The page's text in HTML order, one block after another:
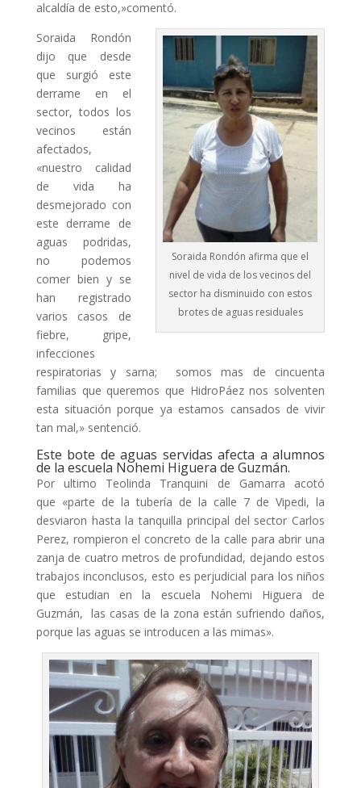
alcaldía de esto,»comentó.
Soraida Rondón afirma que el
nivel de vida de los vecinos del
sector ha disminuido con estos
brotes de aguas residuales
Soraida Rondón
dijo que desde
que surgió este
derrame en el
sector, todos los
vecinos están
afectados,
«nuestro calidad
de vida ha
desmejorado con
este derrame de
aguas podridas,
no podemos
comer bien y se
han registrado
varios casos de
fiebre, gripe,
infecciones
respiratorias y sarna; somos mas de cincuenta
familias que queremos que HidroPáez nos solventen
esta situación porque ya estamos cansados de vivir
tan mal,» sentenció.
Este bote de aguas servidas afecta a alumnos
de la escuela Nohemi Higuera de Guzmán.
Por ultimo Teolinda Tranquini de Gamarra acotó
que «parte de la tubería de la calle 7 de Vipedi, la
desviaron hasta la tanquilla principal del sector Carlos
Perez, rompieron el concreto de la calle para abrir una
zanja de cuatro metros de profundidad, dejando estos
trabajos inconclusos, esto es perjudicial para los niños
que estudian en la escuela Nohemi Higuera de
Guzmán, las casas de la zona están sufriendo daños,
porque las aguas se introducen a las mimas».